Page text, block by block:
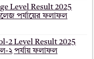
Level Result 2025
পর্যায়ের ফলাফল
2 Level Result 2025
২ পর্যায় ফলাফল